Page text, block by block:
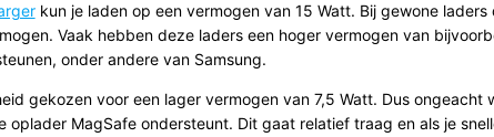
kun je laden op een vermogen van 15 Watt. Bij gewone laders
Vaak hebben deze laders een hoger vermogen van
onder andere van Samsung.
gekozen voor een lager vermogen van 7,5 Watt. Dus
oplader MagSafe ondersteunt. Dit gaat relatief traag en als je